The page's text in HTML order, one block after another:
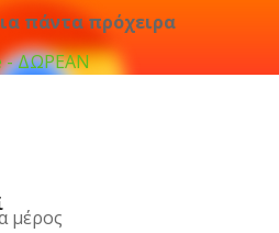
πάντα πρόχειρα
- ΔΩΡΕΑΝ
μέρος